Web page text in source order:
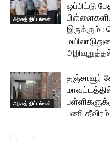
அரசுத் திட்டங்கள்
ஒப்பிட்டு
இருக்கும் :
அரசுத் திட்டங்கள்
தஞ்சாவூர்
பணி